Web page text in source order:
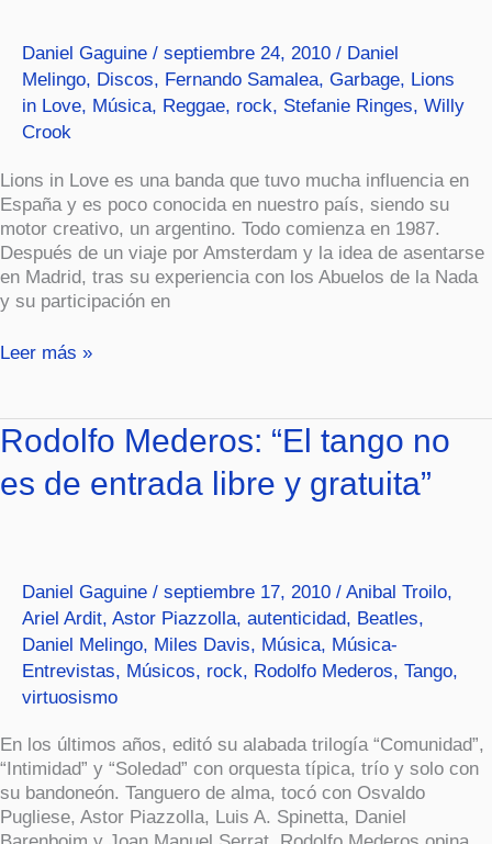
Daniel Gaguine / septiembre 24, 2010 / Daniel
Melingo, Discos, Fernando Samalea, Garbage, Lions
in Love, Música, Reggae, rock, Stefanie Ringes, Willy
Crook
Lions in Love es una banda que tuvo mucha influencia en
España y es poco conocida en nuestro país, siendo su
motor creativo, un argentino. Todo comienza en 1987.
Después de un viaje por Amsterdam y la idea de asentarse
en Madrid, tras su experiencia con los Abuelos de la Nada
y su participación en
Leer más »
Rodolfo Mederos: “El tango no
es de entrada libre y gratuita”
Daniel Gaguine / septiembre 17, 2010 / Anibal Troilo,
Ariel Ardit, Astor Piazzolla, autenticidad, Beatles,
Daniel Melingo, Miles Davis, Música, Música-
Entrevistas, Músicos, rock, Rodolfo Mederos, Tango,
virtuosismo
En los últimos años, editó su alabada trilogía “Comunidad”,
“Intimidad” y “Soledad” con orquesta típica, trío y solo con
su bandoneón. Tanguero de alma, tocó con Osvaldo
Pugliese, Astor Piazzolla, Luis A. Spinetta, Daniel
Rodolfo
Mederos:
“El
tango
entrada
libre
gratuita”